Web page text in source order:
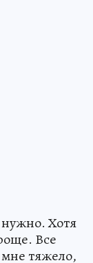
Хотя
Все
тяжело,